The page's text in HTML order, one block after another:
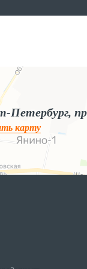
городской
Петербург,
карту